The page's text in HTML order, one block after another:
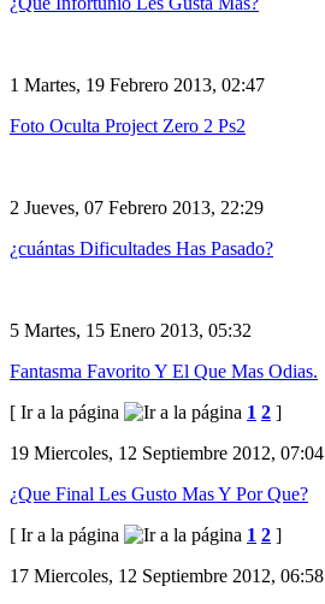
1 Martes, 19 Febrero 2013, 02:47
Foto Oculta Project Zero 2 Ps2
2 Jueves, 07 Febrero 2013, 22:29
¿cuántas Dificultades Has Pasado?
5 Martes, 15 Enero 2013, 05:32
Fantasma Favorito Y El Que Mas Odias.
[ Ir a la página
1 2 ]
19 Miercoles, 12 Septiembre 2012, 07:04
¿Que Final Les Gusto Mas Y Por Que?
[ Ir a la página
1 2 ]
17 Miercoles, 12 Septiembre 2012, 06:58